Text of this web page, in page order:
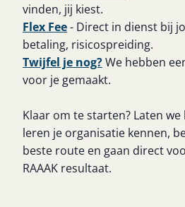
vinden, jij kiest.
Flex Fee- Direct in dienst bij
betaling, risicospreiding.
Twijfel je nog?We hebben
voor je gemaakt.
Klaar om te starten? Laten we
leren je organisatie kennen,
beste route en gaan direct
RAAAK resultaat.